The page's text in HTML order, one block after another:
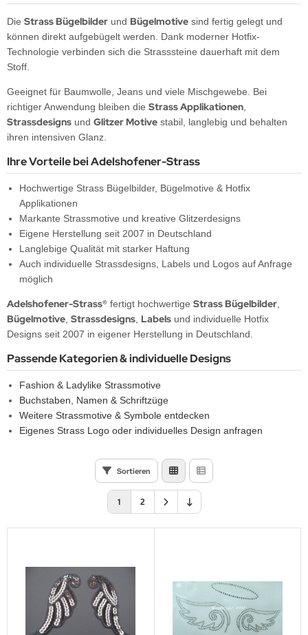
Die Strass Bügelbilder und Bügelmotive sind fertig gelegt und
können direkt aufgebügelt werden. Dank moderner Hotfix-
Technologie verbinden sich die Strasssteine dauerhaft mit dem
Stoff.
Geeignet für Baumwolle, Jeans und viele Mischgewebe. Bei
richtiger Anwendung bleiben die Strass Applikationen
Strassdesigns und Glitzer Motive stabil, langlebig und behalten
ihren intensiven Glanz.
Ihre Vorteile bei Adelshofener-Strass
Hochwertige Strass Bügelbilder, Bügelmotive & Hotfix
Applikationen
Markante Strassmotive und kreative Glitzerdesigns
Eigene Herstellung seit 2007 in Deutschland
Langlebige Qualität mit starker Haftung
Auch individuelle Strassdesigns, Labels und Logos auf Anfrage
möglich
Adelshofener-Strass® fertigt hochwertige Strass Bügelbilder
Bügelmotive Strassdesigns Labels und individuelle Hotfix
Designs seit 2007 in eigener Herstellung in Deutschland.
Passende Kategorien & individuelle Designs
Fashion & Ladylike Strassmotive
Buchstaben, Namen & Schriftzüge
Weitere Strassmotive & Symbole entdecken
Eigenes Strass Logo oder individuelles Design anfragen
Sortieren
1 2